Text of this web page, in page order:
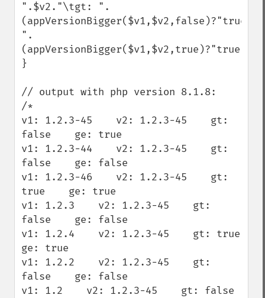
".$v2."\tgt: ".
".
}
// output with php version 8.1.8:
/*
v1: 1.2.3-45    v2: 1.2.3-45    gt:
false    ge: true
v1: 1.2.3-44    v2: 1.2.3-45    gt:
false    ge: false
v1: 1.2.3-46    v2: 1.2.3-45    gt:
true    ge: true
v1: 1.2.3    v2: 1.2.3-45    gt:
false    ge: false
v1: 1.2.4    v2: 1.2.3-45    gt: true
ge: true
v1: 1.2.2    v2: 1.2.3-45    gt:
false    ge: false
v1: 1.2    v2: 1.2.3-45    gt: false